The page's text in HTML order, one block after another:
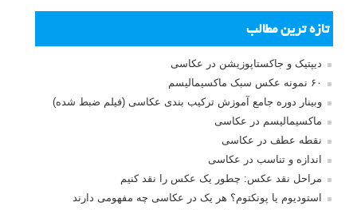
تازه ترین مطالب
دیپتیک و جاکستا‌پوزیشن در عکاسی
۶۰ نمونه عکس سبک ماکسیمالیسم
وبینار دوره جامع آموزش ترکیب بندی عکاسی (فیلم ضبط شده)
ماکسیمالیسم در عکاسی
نقطه عطف در عکاسی
اندازه و تناسب در عکاسی
مراحل نقد عکس: چطور یک عکس را نقد کنیم
استودیوم یا پونکتوم؟ هر یک در عکاسی چه مفهومی دارند